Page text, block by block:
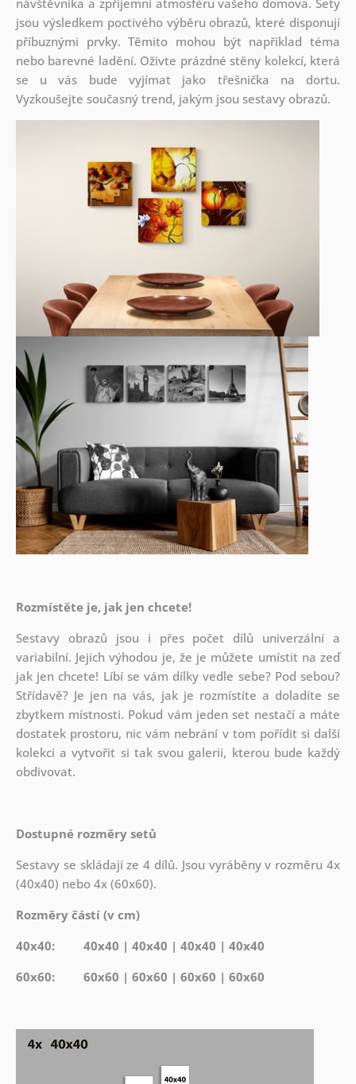
návštěvníka a zpříjemní atmosféru vašeho domova. Sety
jsou výsledkem poctivého výběru obrazů, které disponují
příbuznými prvky. Těmito mohou být například téma
nebo barevné ladění. Oživte prázdné stěny kolekcí, která
se u vás bude vyjímat jako třešnička na dortu.
Vyzkoušejte současný trend, jakým jsou sestavy obrazů.
Rozmístěte je, jak jen chcete!
Sestavy obrazů jsou i přes počet dílů univerzální a
variabilní. Jejich výhodou je, že je můžete umístit na zeď
jak jen chcete! Líbí se vám dílky vedle sebe? Pod sebou?
Střídavě? Je jen na vás, jak je rozmístíte a doladíte se
zbytkem místnosti. Pokud vám jeden set nestačí a máte
dostatek prostoru, nic vám nebrání v tom pořídit si další
kolekci a vytvořit si tak svou galerii, kterou bude každý
obdivovat.
Dostupné rozměry setů
Sestavy se skládají ze 4 dílů. Jsou vyráběny v rozměru 4x
(40x40) nebo 4x (60x60).
Rozměry částí (v cm)
40x40: 40x40 | 40x40 | 40x40 | 40x40
60x60: 60x60 | 60x60 | 60x60 | 60x60